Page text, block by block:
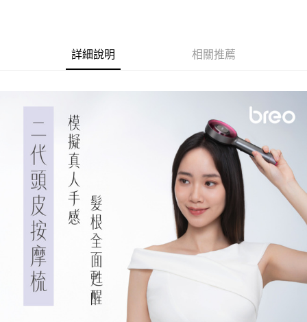
詳細說明 相關推薦